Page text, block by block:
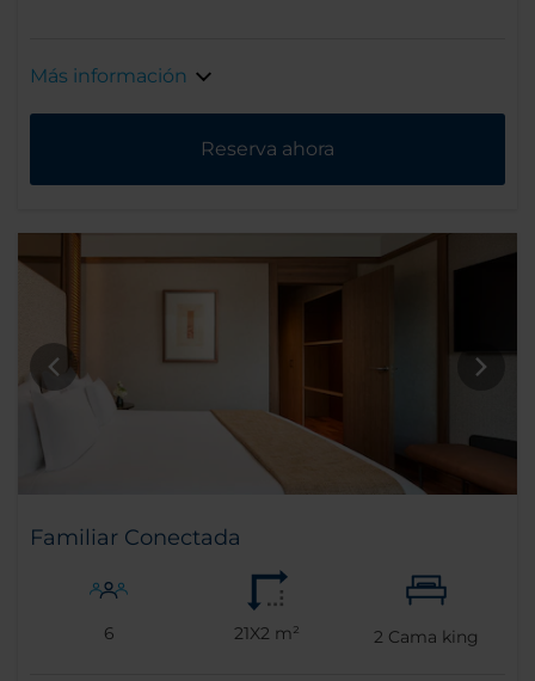
Más información
Reserva ahora
Familiar Conectada
6 21X2 m² 2 Cama king